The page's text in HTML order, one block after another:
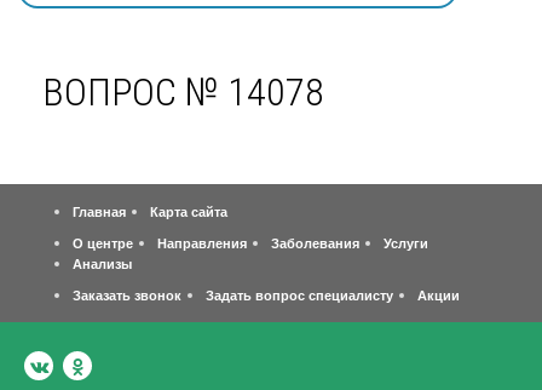
ВОПРОС № 14078
Главная
Карта сайта
О центре
Направления Заболевания
Услуги
Анализы
Заказать звонок
Задать вопрос специалисту Акции